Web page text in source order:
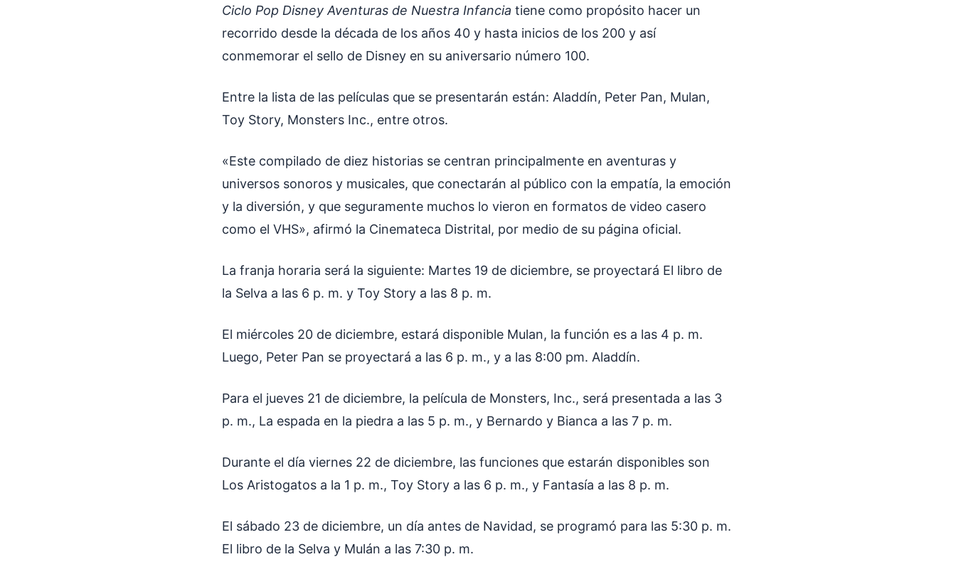
Ciclo Pop Disney Aventuras de Nuestra Infancia tiene como propósito hacer un
recorrido desde la década de los años 40 y hasta inicios de los 200 y así
conmemorar el sello de Disney en su aniversario número 100.
Entre la lista de las películas que se presentarán están: Aladdín, Peter Pan, Mulan,
Toy Story, Monsters Inc., entre otros.
«Este compilado de diez historias se centran principalmente en aventuras y
universos sonoros y musicales, que conectarán al público con la empatía, la emoción
y la diversión, y que seguramente muchos lo vieron en formatos de video casero
como el VHS», afirmó la Cinemateca Distrital, por medio de su página oficial.
La franja horaria será la siguiente: Martes 19 de diciembre, se proyectará El libro de
la Selva a las 6 p. m. y Toy Story a las 8 p. m.
El miércoles 20 de diciembre, estará disponible Mulan, la función es a las 4 p. m.
Luego, Peter Pan se proyectará a las 6 p. m., y a las 8:00 pm. Aladdín.
Para el jueves 21 de diciembre, la película de Monsters, Inc., será presentada a las 3
p. m., La espada en la piedra a las 5 p. m., y Bernardo y Bianca a las 7 p. m.
Durante el día viernes 22 de diciembre, las funciones que estarán disponibles son
Los Aristogatos a la 1 p. m., Toy Story a las 6 p. m., y Fantasía a las 8 p. m.
El sábado 23 de diciembre, un día antes de Navidad, se programó para las 5:30 p. m.
El libro de la Selva y Mulán a las 7:30 p. m.